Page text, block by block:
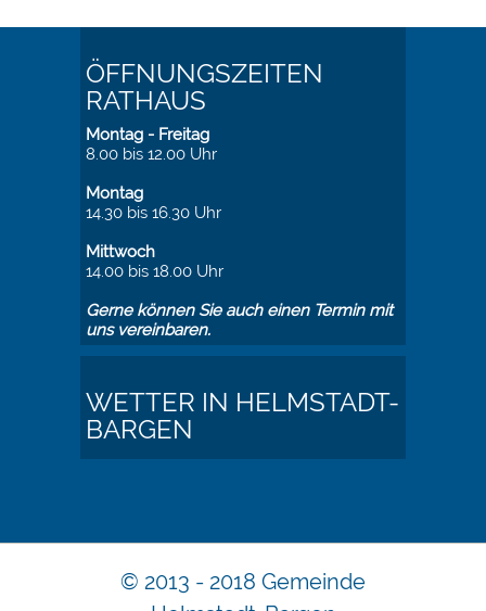
ÖFFNUNGSZEITEN
RATHAUS
Montag - Freitag
8.00 bis 12.00 Uhr
Montag
14.30 bis 16.30 Uhr
Mittwoch
14.00 bis 18.00 Uhr
Gerne können Sie auch einen Termin mit
uns vereinbaren.
WETTER IN HELMSTADT-
BARGEN
© 2013 - 2018 Gemeinde